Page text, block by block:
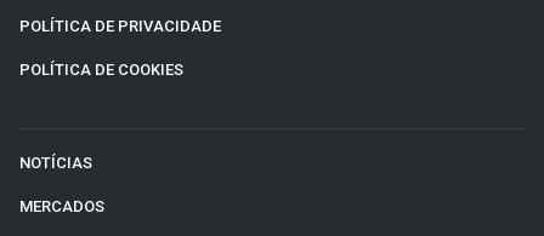
POLÍTICA DE PRIVACIDADE
POLÍTICA DE COOKIES
NOTÍCIAS
MERCADOS